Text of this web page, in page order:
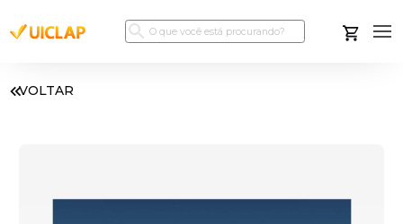
VOLTAR